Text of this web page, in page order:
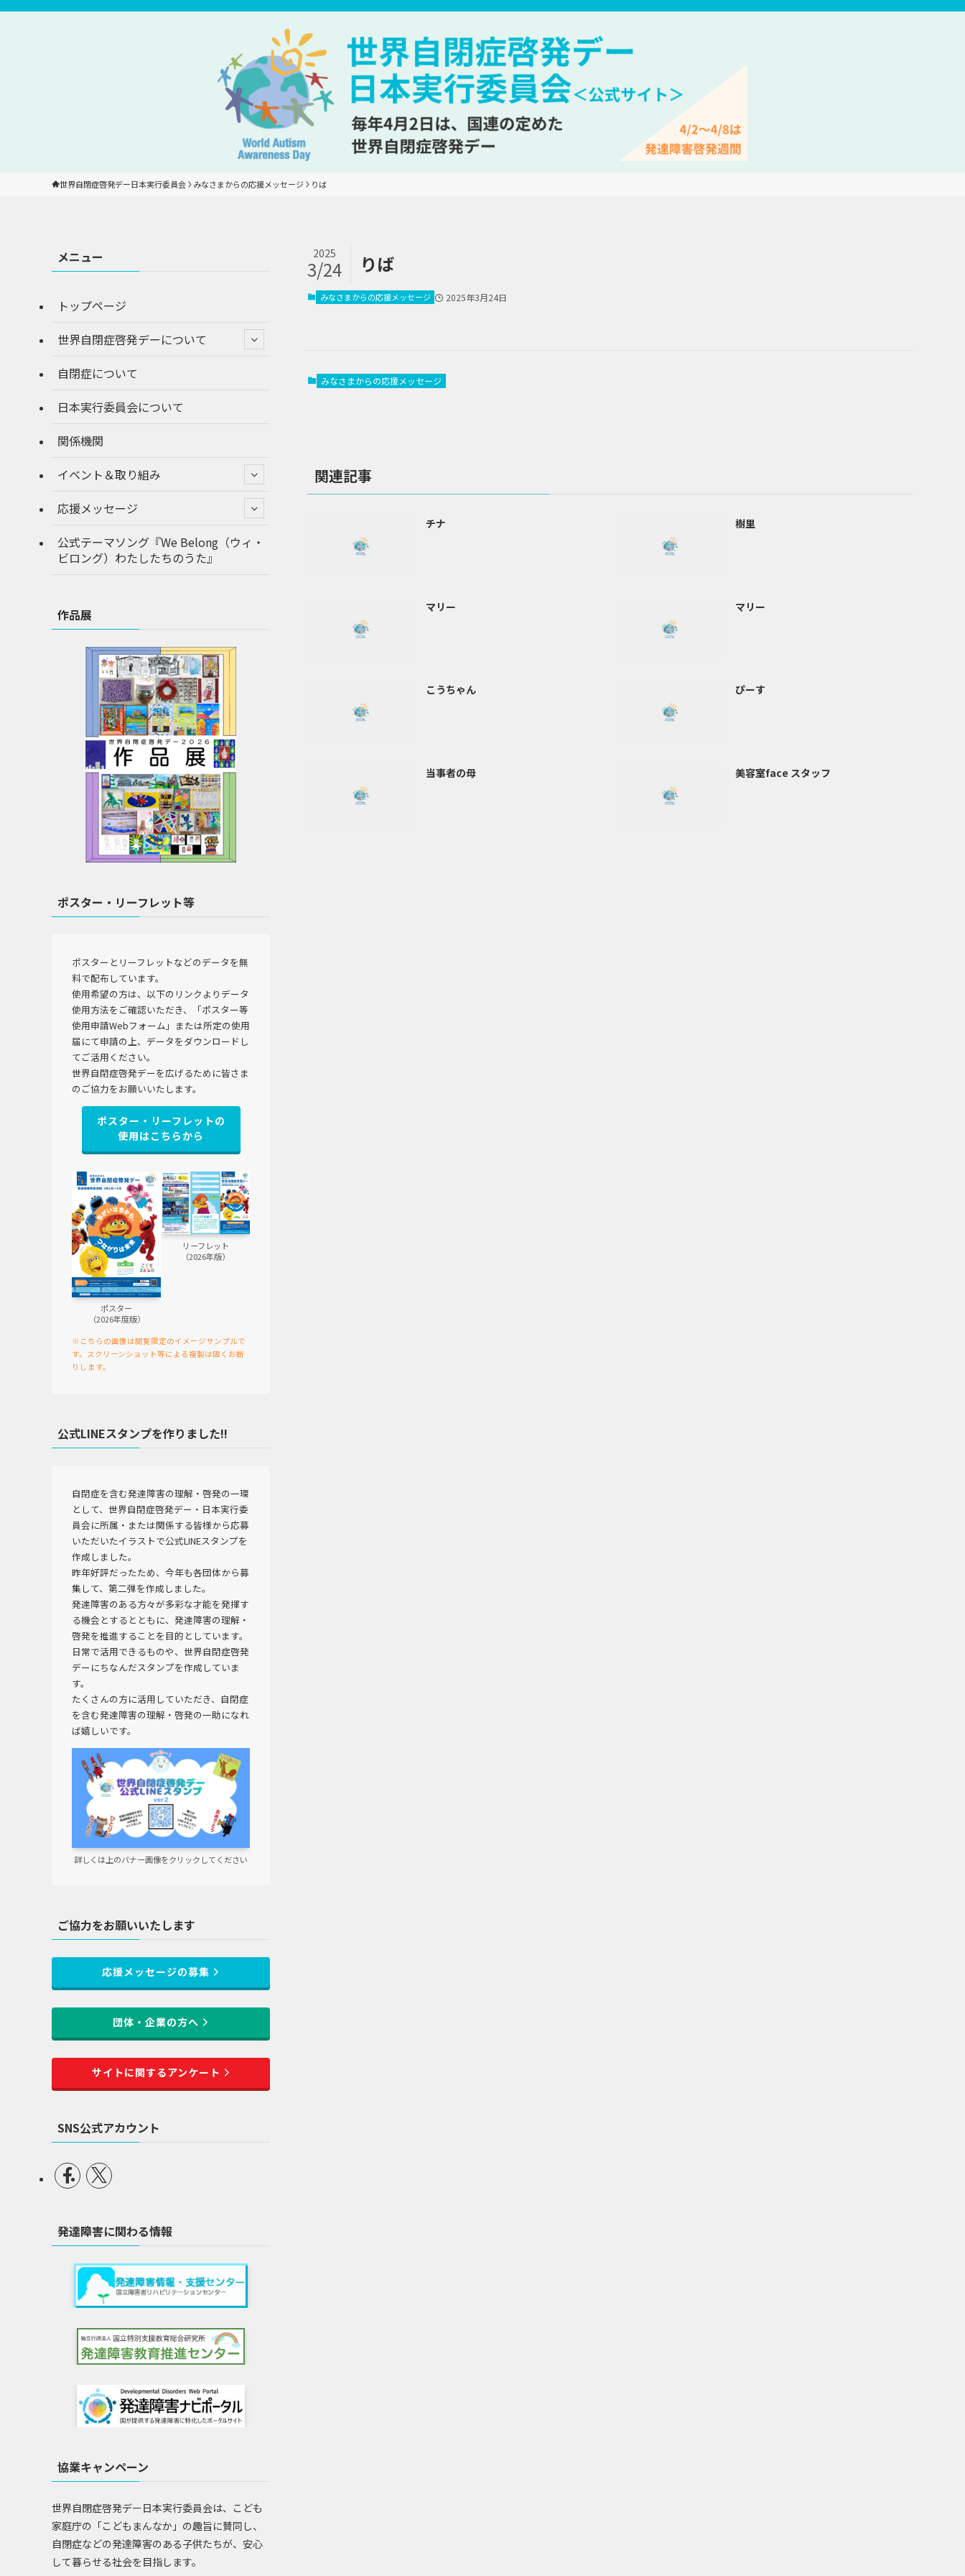
世界自閉症啓発デー日本実行委員会 みなさまからの応援メッセージ りば
りば
2025
3/24
みなさまからの応援メッセージ 2025年3月24日
みなさまからの応援メッセージ
関連記事
チナ 樹里
マリー マリー
こうちゃん ぴーす
当事者の母 美容室face スタッフ
メニュー
トップページ
世界自閉症啓発デーについて
自閉症について
日本実行委員会について
関係機関
イベント＆取り組み
応援メッセージ
公式テーマソング『We Belong（ウィ・
ビロング）わたしたちのうた』
作品展
ポスター・リーフレット等
ポスターとリーフレットなどのデータを無
料で配布しています。
使用希望の方は、以下のリンクよりデータ
使用方法をご確認いただき、「ポスター等
使用申請Webフォーム」または所定の使用
届にて申請の上、データをダウンロードし
てご活用ください。
世界自閉症啓発デーを広げるために皆さま
のご協力をお願いいたします。
ポスター・リーフレットの
使用はこちらから
ポスター
（2026年度版）
リーフレット
（2026年版）
※こちらの画像は閲覧限定のイメージサンプルで
す。スクリーンショット等による複製は固くお断
りします。
公式LINEスタンプを作りました!!
自閉症を含む発達障害の理解・啓発の一環
として、世界自閉症啓発デー・日本実行委
員会に所属・または関係する皆様から応募
いただいたイラストで公式LINEスタンプを
作成しました。
昨年好評だったため、今年も各団体から募
集して、第二弾を作成しました。
発達障害のある方々が多彩な才能を発揮す
る機会とするとともに、発達障害の理解・
啓発を推進することを目的としています。
日常で活用できるものや、世界自閉症啓発
デーにちなんだスタンプを作成していま
す。
たくさんの方に活用していただき、自閉症
を含む発達障害の理解・啓発の一助になれ
ば嬉しいです。
詳しくは上のバナー画像をクリックしてください
ご協力をお願いいたします
応援メッセージの募集
団体・企業の方へ
サイトに関するアンケート
SNS公式アカウント
発達障害に関わる情報
協業キャンペーン
世界自閉症啓発デー日本実行委員会は、こども
家庭庁の「こどもまんなか」の趣旨に賛同し、
自閉症などの発達障害のある子供たちが、安心
して暮らせる社会を目指します。